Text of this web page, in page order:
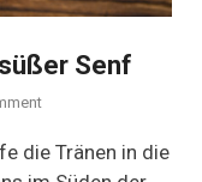
Senf
on
andere
als
die Tränen in die